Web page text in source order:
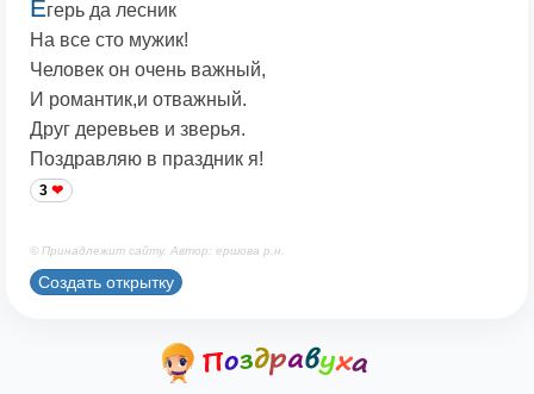
Егерь да лесник
На все сто мужик!
Человек он очень важный,
И романтик,и отважный.
Друг деревьев и зверья.
Поздравляю в праздник я!
3
© Принадлежит сайту. Автор: ершова р.н.
Создать открытку